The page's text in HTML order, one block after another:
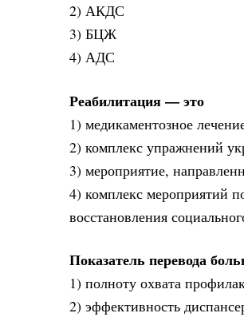
2) АКДС
3) БЦЖ
4) АДС
Реабилитация — это
1) медикаментозное
2) комплекс упражнений
3) мероприятие,
4) комплекс мероприятий
восстановления
Показатель перевода
1) полноту охвата
2) эффективность